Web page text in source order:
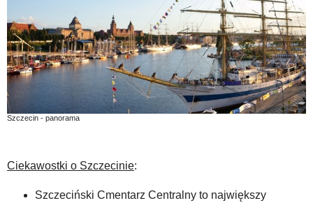
Szczecin - panorama
Ciekawostki o Szczecinie:
Szczeciński Cmentarz Centralny to największy